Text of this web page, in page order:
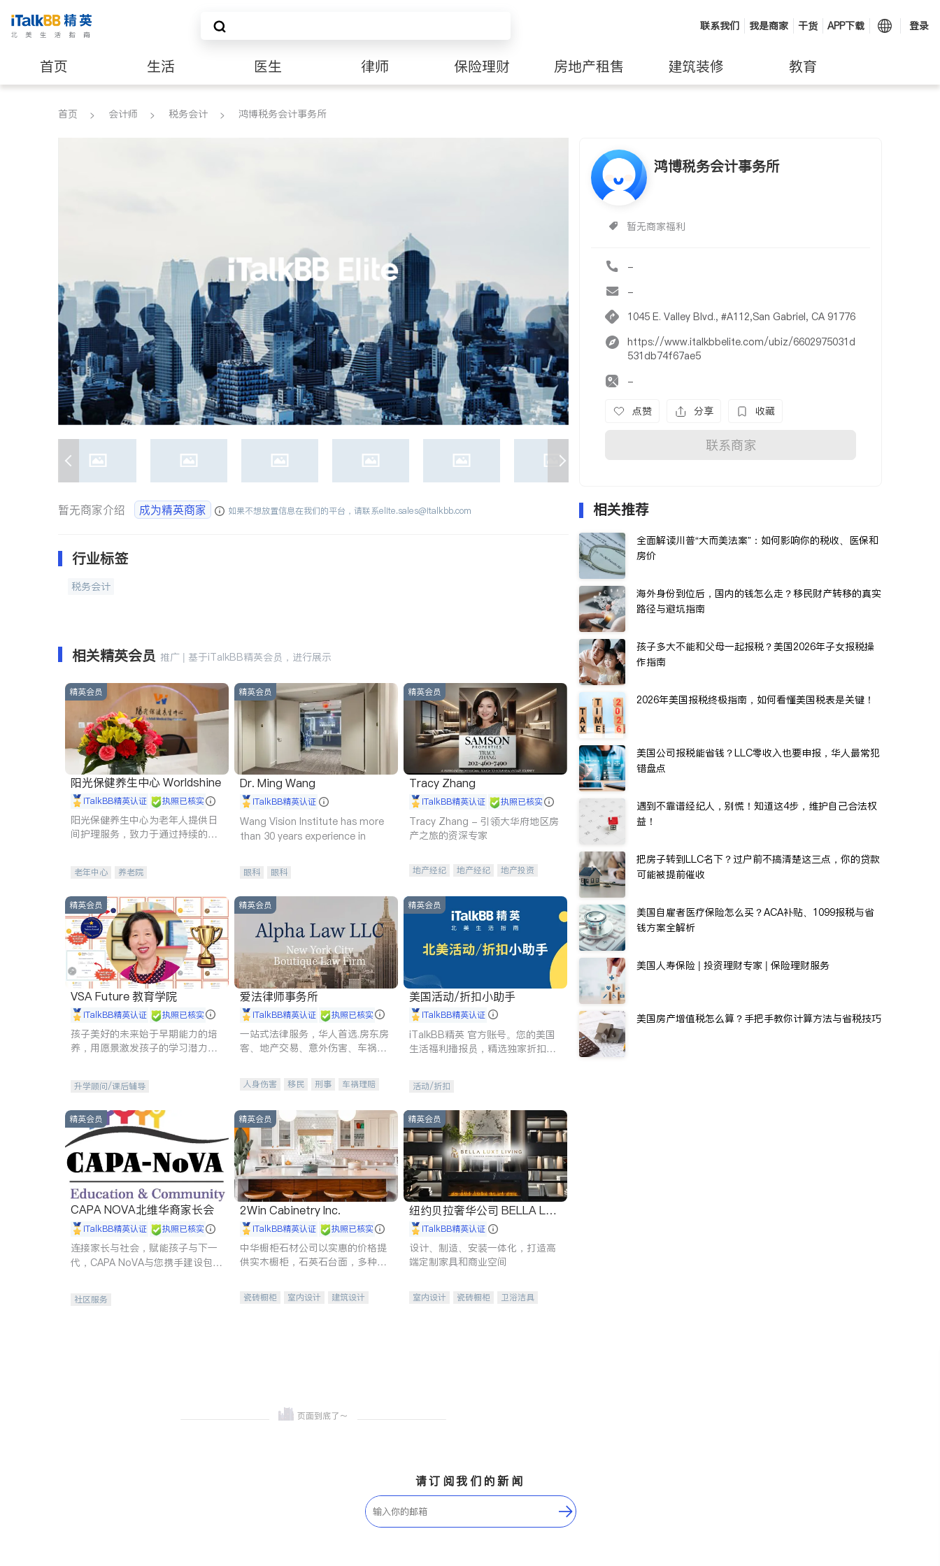
联系我们 我是商家 干货 APP下载 登录
首页 生活 医生 律师 保险理财 房地产租售 建筑装修 教育
养老 非盈利组织
首页 会计师 税务会计 鸿博税务会计事务所
鸿博税务会计事务所
暂无商家福利
-
-
1045 E. Valley Blvd., #A112,San Gabriel, CA 91776
https://www.italkbbelite.com/ubiz/6602975031d
531db74f67ae5
-
点赞 分享 收藏
联系商家
暂无商家介绍 成为精英商家 如果不想放置信息在我们的平台，请联系elite.sales@italkbb.com
行业标签
税务会计
相关精英会员 推广 | 基于iTalkBB精英会员，进行展示
精英会员
阳光保健养生中心 Worldshine
iTalkBB精英认证 执照已核实
阳光保健养生中心为老年人提供日
间护理服务，致力于通过持续的护
老年中心 养老院
精英会员
Dr. Ming Wang
iTalkBB精英认证
Wang Vision Institute has more
than 30 years experience in
眼科 眼科
精英会员
Tracy Zhang
iTalkBB精英认证 执照已核实
Tracy Zhang - 引领大华府地区房
产之旅的资深专家
地产经纪 地产经纪
地产投资
精英会员
VSA Future 教育学院
iTalkBB精英认证 执照已核实
孩子美好的未来始于早期能力的培
养，用愿景激发孩子的学习潜力和
升学顾问/课后辅导
精英会员
爱法律师事务所
iTalkBB精英认证 执照已核实
一站式法律服务，华人首选.房东房
客、地产交易、意外伤害、车祸重
人身伤害 移民 刑事
车祸理赔
商标注册
索赔 律师-其它 保释
精英会员
美国活动/折扣小助手
iTalkBB精英认证
iTalkBB精英 官方账号。您的美国
生活福利播报员，精选独家折扣、
活动/折扣
精英会员
CAPA NOVA北维华裔家长会
iTalkBB精英认证 执照已核实
连接家长与社会，赋能孩子与下一
代，CAPA NoVA与您携手建设包
社区服务
精英会员
2Win Cabinetry Inc.
iTalkBB精英认证 执照已核实
中华橱柜石材公司以实惠的价格提
供实木橱柜，石英石台面，多种优
机。品质厨房，家的选择。
瓷砖橱柜 室内设计
建筑设计
精英会员
纽约贝拉奢华公司 BELLA LUX
E iTalkBB精英认证
设计、制造、安装一体化，打造高
端定制家具和商业空间
室内设计 瓷砖橱柜
卫浴洁具
相关推荐
全面解读川普“大而美法案”：如何影响你的税收、医保和
房价
海外身份到位后，国内的钱怎么走？移民财产转移的真实
路径与避坑指南
孩子多大不能和父母一起报税？美国2026年子女报税操
作指南
2026年美国报税终极指南，如何看懂美国税表是关键！
美国公司报税能省钱？LLC零收入也要申报，华人最常犯
错盘点
遇到不靠谱经纪人，别慌！知道这4步，维护自己合法权
益！
把房子转到LLC名下？过户前不搞清楚这三点，你的贷款
可能被提前催收
美国自雇者医疗保险怎么买？ACA补贴、1099报税与省
钱方案全解析
美国人寿保险 | 投资理财专家 | 保险理财服务
美国房产增值税怎么算？手把手教你计算方法与省税技巧
请订阅我们的新闻